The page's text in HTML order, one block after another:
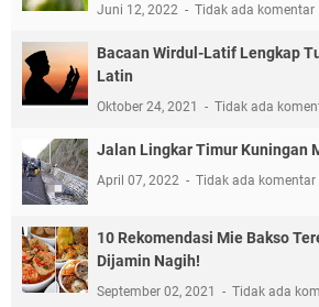
Juni 12, 2022 Tidak ada komentar
Bacaan Wirdul-Latif Lengkap
Latin
Oktober 24, 2021 Tidak ada
Jalan Lingkar Timur Kuningan
April 07, 2022 Tidak ada komentar
10 Rekomendasi Mie Bakso
Dijamin Nagih!
September 02, 2021 Tidak ada